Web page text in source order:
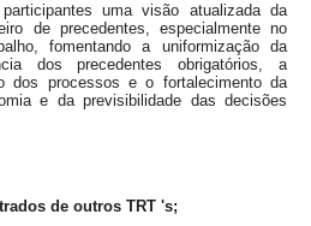
uma visão atualizada da
de precedentes, especialmente no
fomentando a uniformização da
dos precedentes obrigatórios, a
dos processos e o fortalecimento da
e da previsibilidade das decisões
de outros TRT 's;